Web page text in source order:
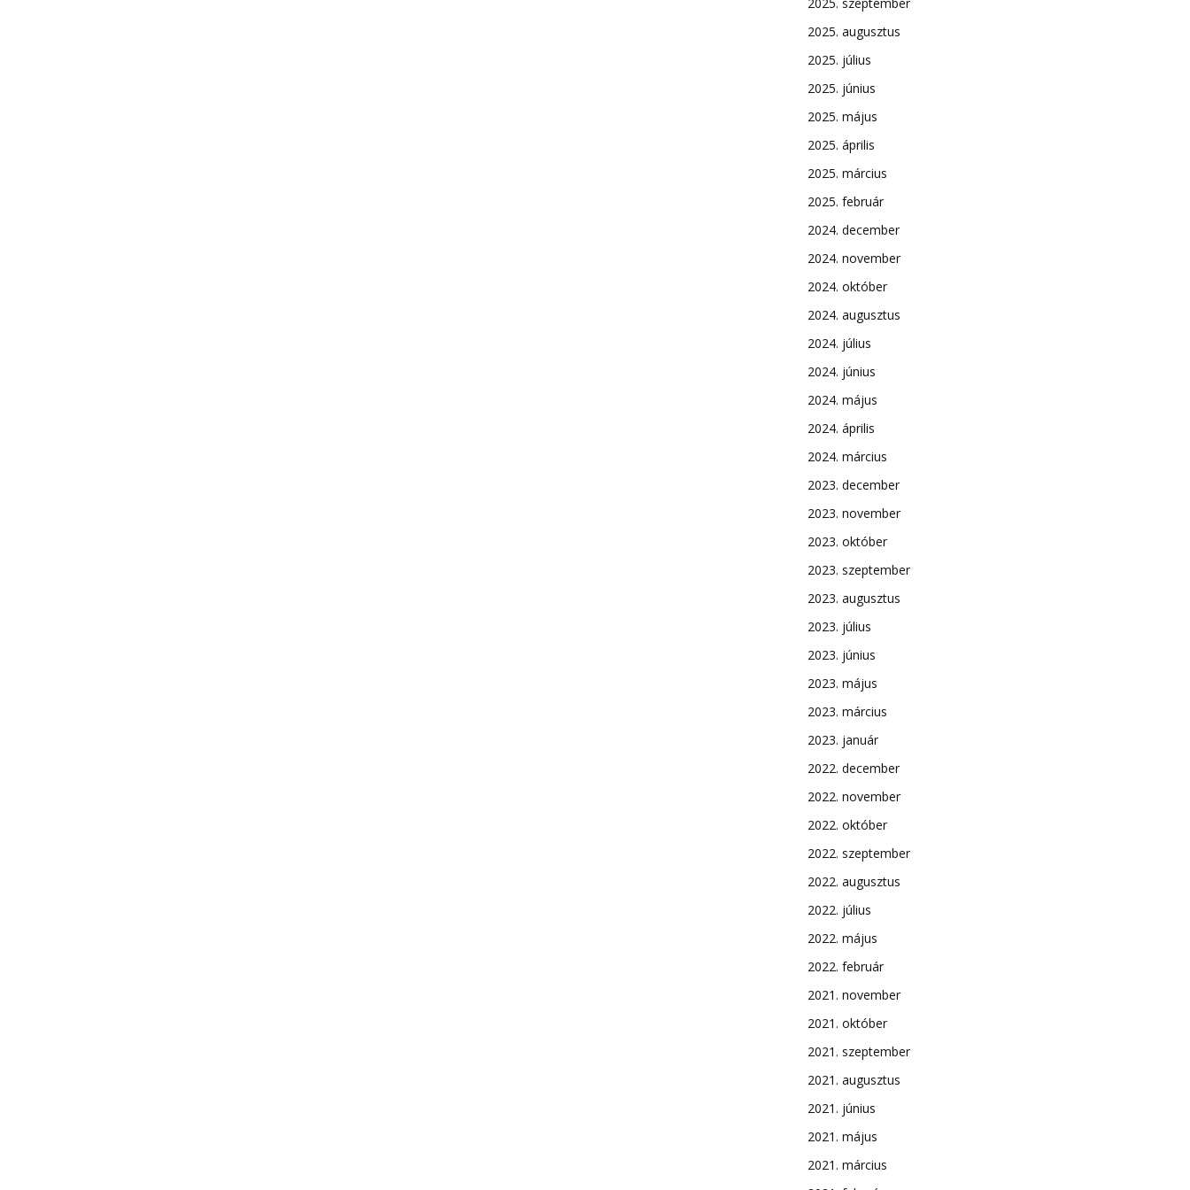
2025. augusztus
2025. július
2025. június
2025. május
2025. április
2025. március
2025. február
2024. december
2024. november
2024. október
2024. augusztus
2024. július
2024. június
2024. május
2024. április
2024. március
2023. december
2023. november
2023. október
2023. szeptember
2023. augusztus
2023. július
2023. június
2023. május
2023. március
2023. január
2022. december
2022. november
2022. október
2022. szeptember
2022. augusztus
2022. július
2022. május
2022. február
2021. november
2021. október
2021. szeptember
2021. augusztus
2021. június
2021. május
2021. március